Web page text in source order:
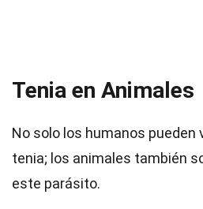
Tenia en Animales
No solo los humanos
tenia; los animales también
este parásito.